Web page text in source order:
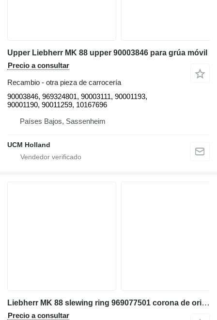
Upper Liebherr MK 88 upper 90003846 para grúa móvil
Precio a consultar
Recambio - otra pieza de carrocería
90003846, 969324801, 90003111, 90001193,
90001190, 90011259, 10167696
Países Bajos, Sassenheim
UCM Holland
Liebherr MK 88 slewing ring 969077501 corona de orientación para grúa móvil
Precio a consultar